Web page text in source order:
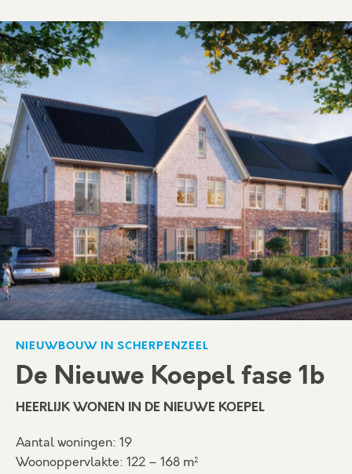
NIEUWBOUW IN SCHERPENZEEL
De Nieuwe Koepel fase 1b
HEERLIJK WONEN IN DE NIEUWE KOEPEL
Aantal woningen: 19
Woonoppervlakte: 122 – 168 m²